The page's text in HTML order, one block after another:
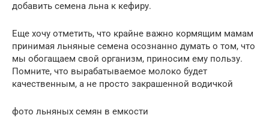
добавить семена льна к кефиру.
Еще хочу отметить, что крайне важно кормящим мамам
принимая льняные семена осознанно думать о том, что
мы обогащаем свой организм, приносим ему пользу.
Помните, что вырабатываемое молоко будет
качественным, а не просто закрашенной водичкой
фото льняных семян в емкости